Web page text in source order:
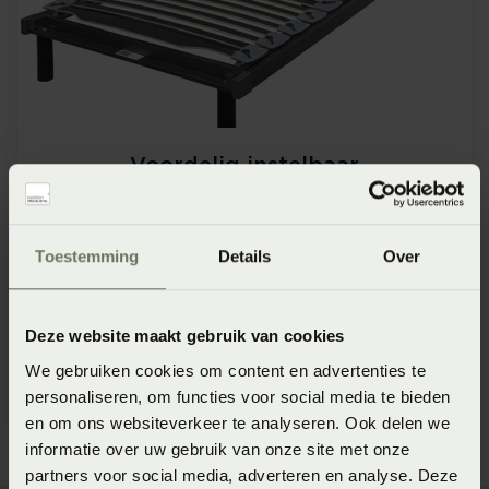
Toestemming Details Over
Deze website maakt gebruik van cookies
We gebruiken cookies om content en advertenties te
personaliseren, om functies voor social media te bieden
en om ons websiteverkeer te analyseren. Ook delen we
informatie over uw gebruik van onze site met onze
partners voor social media, adverteren en analyse. Deze
Voordelig instelbaar
De lattenbodem uit de SLP Collection is een
achteraf aanpasbaar. Mocht de situatie daarom vragen
kan de bodem daar op aangepast worden. Ook
inpasbaar in een ledikant.
SLP Collection